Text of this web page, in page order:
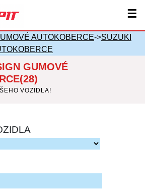
☰
AUTOKOBERCE->SUZUKI
GUMOVÉ
VOZIDLA!